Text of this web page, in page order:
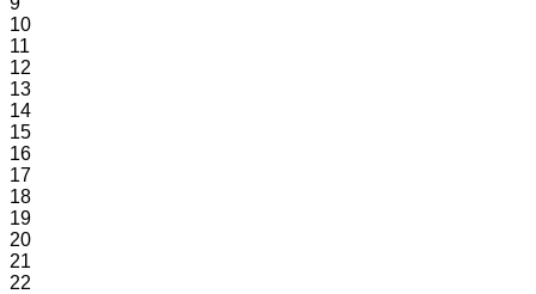
10
11
12
13
14
15
16
17
18
19
20
21
22